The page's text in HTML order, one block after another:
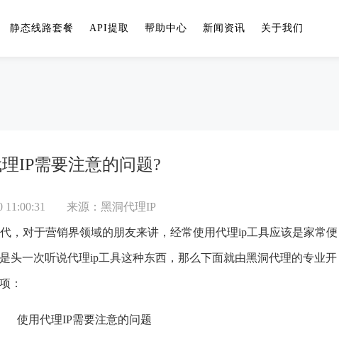
静态线路套餐 API提取 帮助中心 新闻资讯 关于我们
IP需要注意的问题?
来源：黑洞代理IP
对于营销界领域的朋友来讲，经常使用代理ip工具应该是家常便
头一次听说代理ip工具这种东西，那么下面就由黑洞代理的专业开
：